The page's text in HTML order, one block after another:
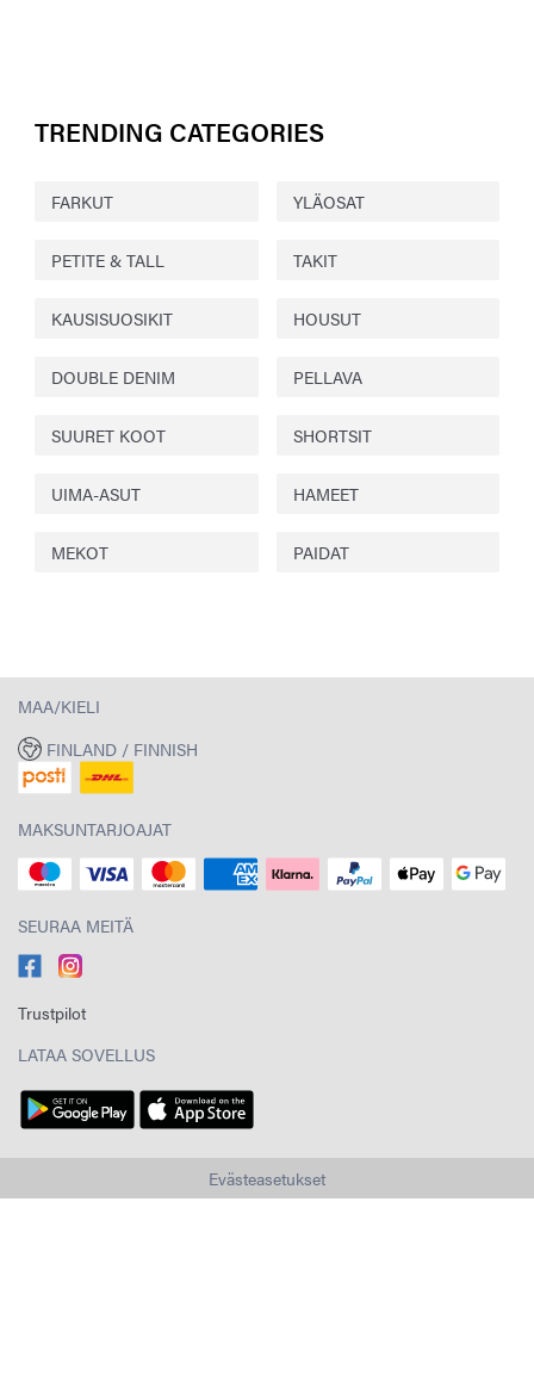
TRENDING CATEGORIES
FARKUT YLÄOSAT
PETITE & TALL TAKIT
KAUSISUOSIKIT HOUSUT
DOUBLE DENIM PELLAVA
SUURET KOOT SHORTSIT
UIMA-ASUT HAMEET
MEKOT PAIDAT
MAA/KIELI
FINLAND / FINNISH
MAKSUNTARJOAJAT
SEURAA MEITÄ
Trustpilot
LATAA SOVELLUS
Evästeasetukset